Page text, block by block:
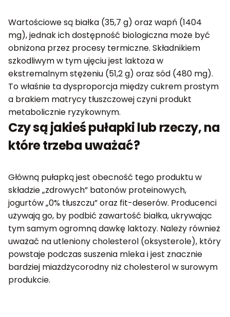
Wartościowe są białka (35,7 g) oraz wapń (1404
mg), jednak ich dostępność biologiczna może być
obniżona przez procesy termiczne. Składnikiem
szkodliwym w tym ujęciu jest laktoza w
ekstremalnym stężeniu (51,2 g) oraz sód (480 mg).
To właśnie ta dysproporcja między cukrem prostym
a brakiem matrycy tłuszczowej czyni produkt
metabolicznie ryzykownym.
Czy są jakieś pułapki lub rzeczy, na
które trzeba uważać?
Główną pułapką jest obecność tego produktu w
składzie „zdrowych” batonów proteinowych,
jogurtów „0% tłuszczu” oraz fit-deserów. Producenci
używają go, by podbić zawartość białka, ukrywając
tym samym ogromną dawkę laktozy. Należy również
uważać na utleniony cholesterol (oksysterole), który
powstaje podczas suszenia mleka i jest znacznie
bardziej miażdżycorodny niż cholesterol w surowym
produkcie.